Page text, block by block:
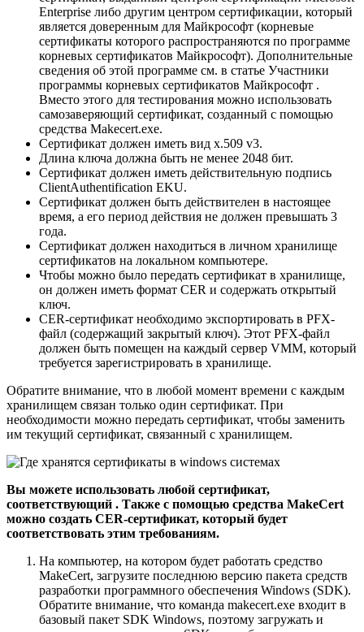
Enterprise либо другим центром сертификации, который
является доверенным для Майкрософт (корневые
сертификаты которого распространяются по программе
корневых сертификатов Майкрософт). Дополнительные
сведения об этой программе см. в статье Участники
программы корневых сертификатов Майкрософт .
Вместо этого для тестирования можно использовать
самозаверяющий сертификат, созданный с помощью
средства Makecert.exe.
Сертификат должен иметь вид x.509 v3.
Длина ключа должна быть не менее 2048 бит.
Сертификат должен иметь действительную подпись
ClientAuthentification EKU.
Сертификат должен быть действителен в настоящее
время, а его период действия не должен превышать 3
года.
Сертификат должен находиться в личном хранилище
сертификатов на локальном компьютере.
Чтобы можно было передать сертификат в хранилище,
он должен иметь формат CER и содержать открытый
ключ.
CER-сертификат необходимо экспортировать в PFX-
файл (содержащий закрытый ключ). Этот PFX-файл
должен быть помещен на каждый сервер VMM, который
требуется зарегистрировать в хранилище.
Обратите внимание, что в любой момент времени с каждым
хранилищем связан только один сертификат. При
необходимости можно передать сертификат, чтобы заменить
им текущий сертификат, связанный с хранилищем.
Вы можете использовать любой сертификат,
соответствующий . Также с помощью средства MakeCert
можно создать CER-сертификат, который будет
соответствовать этим требованиям.
На компьютер, на котором будет работать средство
MakeCert, загрузите последнюю версию пакета средств
разработки программного обеспечения Windows (SDK).
Обратите внимание, что команда makecert.exe входит в
базовый пакет SDK Windows, поэтому загружать и